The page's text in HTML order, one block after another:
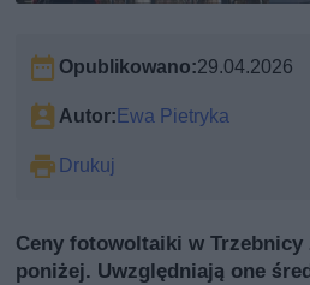
Opublikowano:29.04.2026
Autor: Ewa Pietryka
Drukuj
Ceny fotowoltaiki w
poniżej. Uwzględniają one